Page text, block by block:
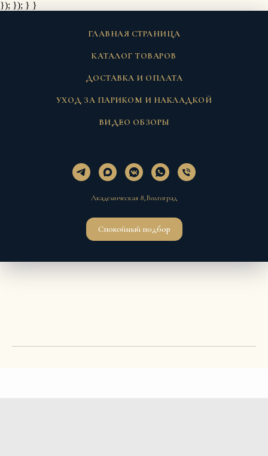
}); }); } }
ГЛАВНАЯ СТРАНИЦА
КАТАЛОГ ТОВАРОВ
ДОСТАВКА И ОПЛАТА
УХОД ЗА ПАРИКОМ И НАКЛАДКОЙ
ВИДЕО ОБЗОРЫ
Академическая 8,Волгоград
Спокойный подбор